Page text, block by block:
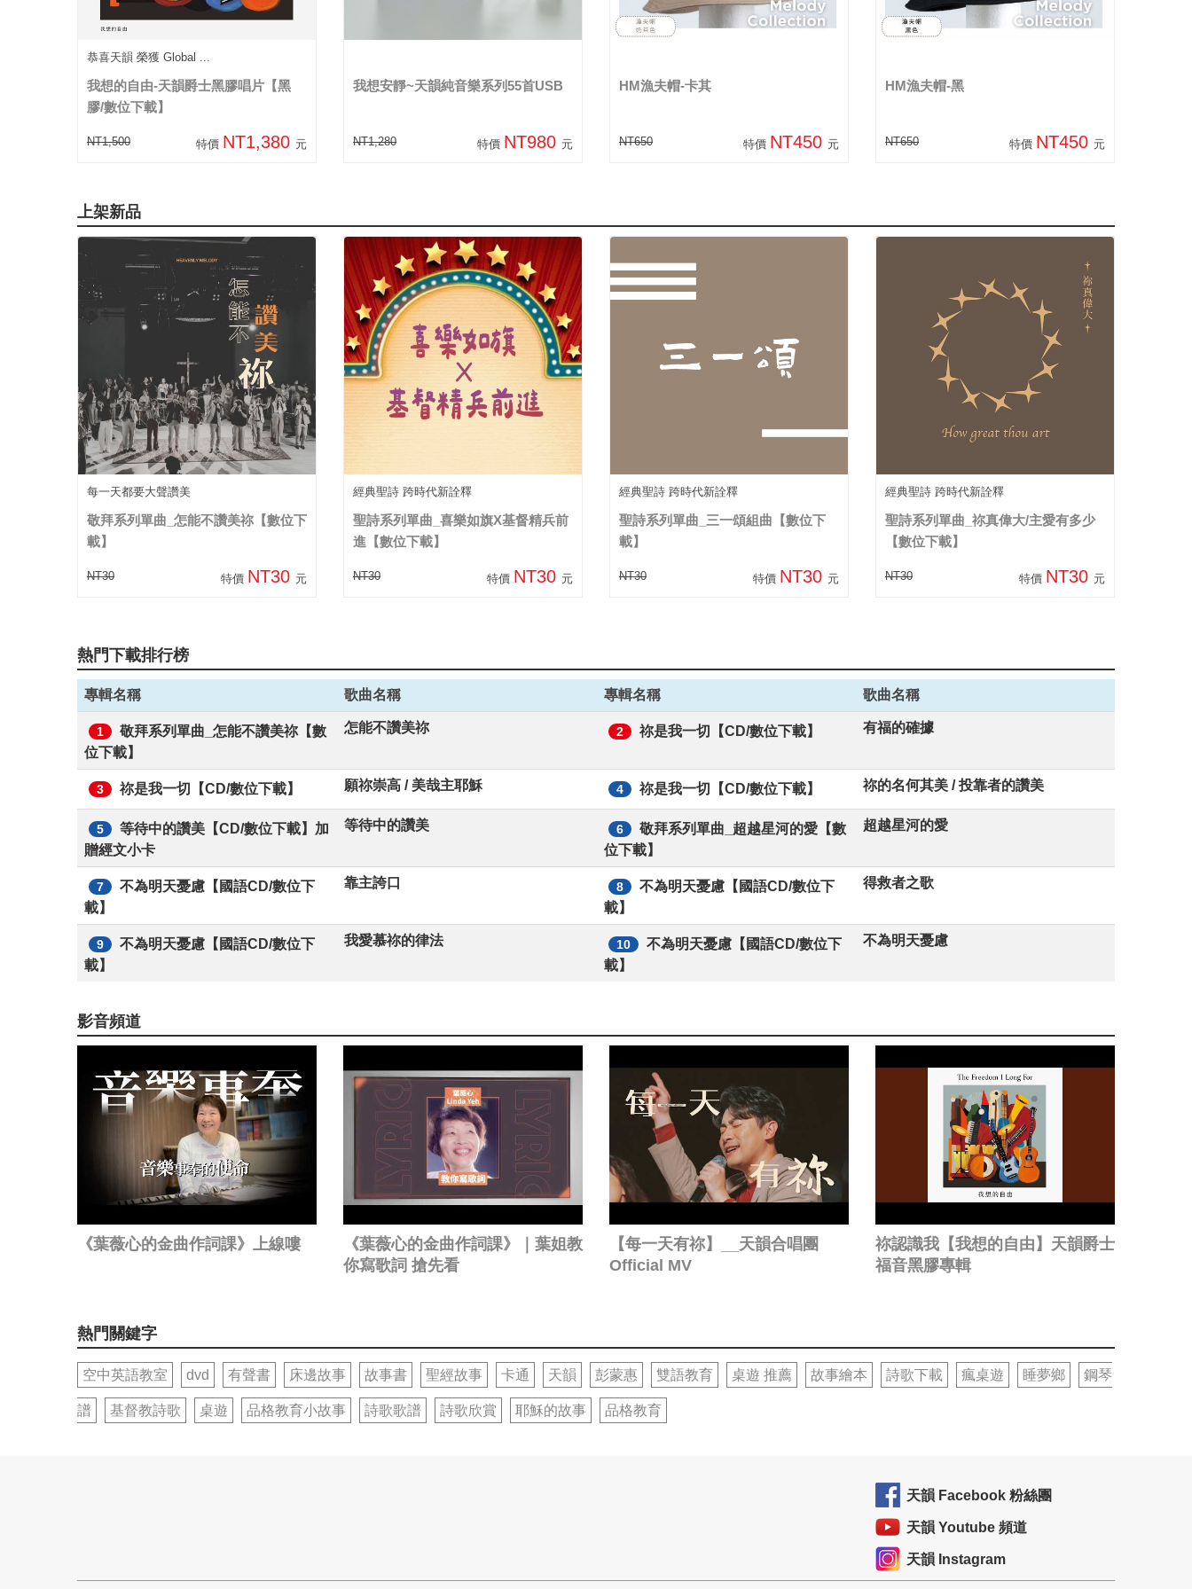
恭喜天韻 榮獲 Global ...
我想的自由-天韻爵士黑膠唱片【黑
膠/數位下載】
NT1,500 特價 NT1,380 元
我想安靜~天韻純音樂系列55首USB
NT1,280 特價 NT980 元
HM漁夫帽-卡其
NT650 特價 NT450 元
HM漁夫帽-黑
NT650 特價 NT450 元
上架新品
每一天都要大聲讚美
敬拜系列單曲_怎能不讚美祢【數位下
載】
NT30 特價 NT30 元
經典聖詩 跨時代新詮釋
聖詩系列單曲_喜樂如旗X基督精兵前
進【數位下載】
NT30 特價 NT30 元
經典聖詩 跨時代新詮釋
聖詩系列單曲_三一頌組曲【數位下
載】
NT30 特價 NT30 元
經典聖詩 跨時代新詮釋
聖詩系列單曲_祢真偉大/主愛有多少
【數位下載】
NT30 特價 NT30 元
熱門下載排行榜
專輯名稱 歌曲名稱 專輯名稱 歌曲名稱
1
敬拜系列單曲_怎能不讚美祢【數
位下載】
怎能不讚美祢 2 祢是我一切【CD/數位下載】 有福的確據
3 祢是我一切【CD/數位下載】 願祢崇高 / 美哉主耶穌 4 祢是我一切【CD/數位下載】 祢的名何其美 / 投靠者的讚美
5
等待中的讚美【CD/數位下載】加
贈經文小卡
等待中的讚美 6
敬拜系列單曲_超越星河的愛【數
位下載】
超越星河的愛
7
不為明天憂慮【國語CD/數位下
載】
靠主誇口 8
不為明天憂慮【國語CD/數位下
載】
得救者之歌
9
不為明天憂慮【國語CD/數位下
載】
我愛慕祢的律法 10
不為明天憂慮【國語CD/數位下
載】
不為明天憂慮
影音頻道
《葉薇心的金曲作詞課》上線嘍
《葉薇心的金曲作詞課》｜葉姐教
你寫歌詞 搶先看
【每一天有祢】__天韻合唱團
Official MV
祢認識我【我想的自由】天韻爵士
福音黑膠專輯
熱門關鍵字
空中英語教室 dvd 有聲書 床邊故事 故事書 聖經故事 卡通 天韻 彭蒙惠 雙語教育 桌遊 推薦 故事繪本 詩歌下載 瘋桌遊 睡夢鄉 鋼琴
譜 基督教詩歌 桌遊 品格教育小故事 詩歌歌譜 詩歌欣賞 耶穌的故事 品格教育
天韻 Facebook 粉絲團
天韻 Youtube 頻道
天韻 Instagram